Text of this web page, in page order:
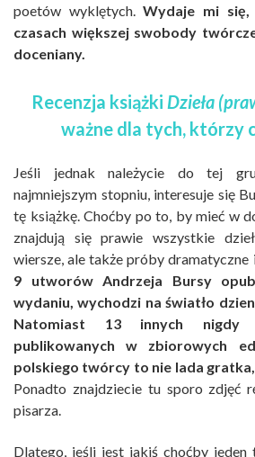
poetów wyklętych.Wydaje mi
czasach większej swobody
doceniany.
Recenzja książki Dzieła
ważne dla tych, którzy
Jeśli jednak należycie do tej
najmniejszym stopniu, interesuje się
tę książkę. Choćby po to, by mieć w
znajdują się prawie wszystkie
wiersze, ale także próby dramatyczne
9 utworów Andrzeja Bursy
wydaniu, wychodzi na światło
Natomiast 13 innych
publikowanych w zbiorowych
polskiego twórcy to nie lada
Ponadto znajdziecie tu sporo zdjęć
pisarza.
Dlatego, jeśli jest jakiś choćby jeden